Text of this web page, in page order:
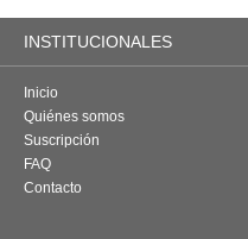
INSTITUCIONALES
Inicio
Quiénes somos
Suscripción
FAQ
Contacto